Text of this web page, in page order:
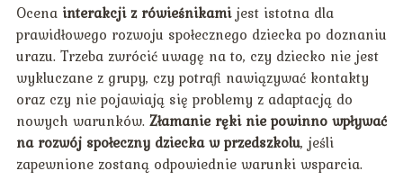
Ocena interakcji z rówieśnikamijest istotna dla
prawidłowego rozwoju społecznego dziecka po doznaniu
urazu. Trzeba zwrócić uwagę na to, czy dziecko nie jest
wykluczane z grupy, czy potrafi nawiązywać kontakty
oraz czy nie pojawiają się problemy z adaptacją do
nowych warunków. Złamanie ręki nie powinno wpływać
na rozwój społeczny dziecka w przedszkolu, jeśli
zapewnione zostaną odpowiednie warunki wsparcia.